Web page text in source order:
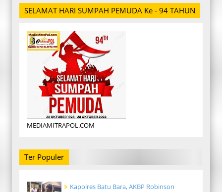
SELAMAT HARI SUMPAH PEMUDA Ke - 94 TAHUN
MEDIAMITRAPOL.COM
Ter Populer
Kapolres Batu Bara, AKBP Robinson